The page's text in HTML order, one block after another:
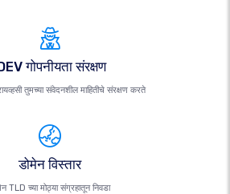
गोपनीयता संरक्षण
तुमच्या संवेदनशील माहितीचे संरक्षण करते
डोमेन विस्तार
TLD च्या मोठ्या संग्रहातून निवडा